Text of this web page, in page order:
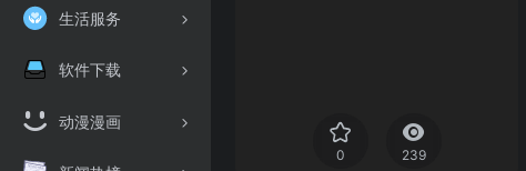
生活服务
软件下载
动漫漫画
0 239